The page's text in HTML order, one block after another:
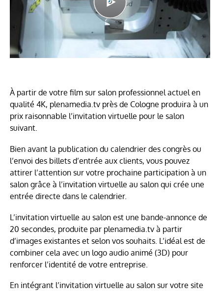
À partir de votre film sur salon professionnel actuel en
qualité 4K, plenamedia.tv près de Cologne produira à un
prix raisonnable l’invitation virtuelle pour le salon
suivant.
Bien avant la publication du calendrier des congrès ou
l’envoi des billets d’entrée aux clients, vous pouvez
attirer l’attention sur votre prochaine participation à un
salon grâce à l’invitation virtuelle au salon qui crée une
entrée directe dans le calendrier.
L’invitation virtuelle au salon est une bande-annonce de
20 secondes, produite par plenamedia.tv à partir
d’images existantes et selon vos souhaits. L’idéal est de
combiner cela avec un logo audio animé (3D) pour
renforcer l’identité de votre entreprise.
En intégrant l’invitation virtuelle au salon sur votre site